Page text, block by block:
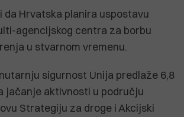
da Hrvatska planira uspostavu
agencijskog centra za borbu
u stvarnom vremenu.
sigurnost Unija predlaže 6,8
jačanje aktivnosti u području
Strategiju za droge i Akcijski